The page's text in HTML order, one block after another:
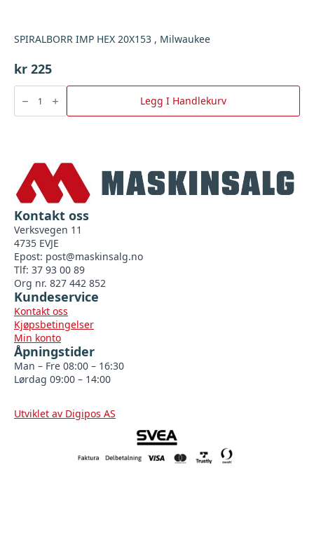
SPIRALBORR IMP HEX 20X153 , Milwaukee
kr 225
SPIRALBORR
HEX
20X153
Legg I Handlekurv
Kontakt oss
Verksvegen 11
4735 EVJE
Epost: post@maskinsalg.no
Tlf: 37 93 00 89
Org nr. 827 442 852
Kundeservice
Kontakt oss
Kjøpsbetingelser
Min konto
Åpningstider
Man – Fre 08:00 – 16:30
Lørdag 09:00 – 14:00
Utviklet av Digipos AS